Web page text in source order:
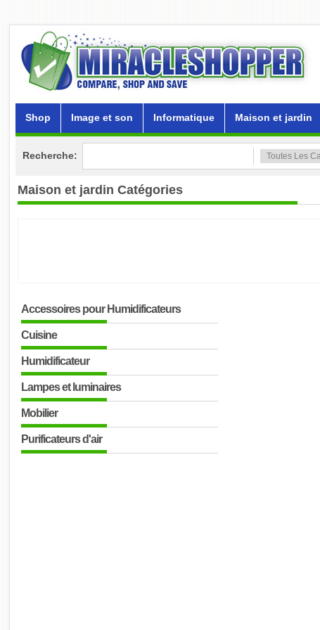
Shop Image et son Informatique Maison et jardin
Recherche:
Maison et jardin Catégories
Accessoires pour Humidificateurs
Cuisine
Humidificateur
Lampes et luminaires
Mobilier
Purificateurs d'air